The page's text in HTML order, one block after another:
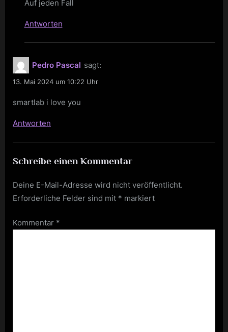
Auf jeden Fall
Antworten
Pedro Pascal sagt:
13. Mai 2024 um 10:22 Uhr
smartlab i love you
Antworten
Schreibe einen Kommentar
Deine E-Mail-Adresse wird nicht veröffentlicht.
Erforderliche Felder sind mit * markiert
Kommentar *